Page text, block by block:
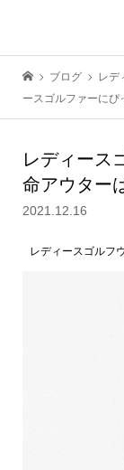
ブログ レデ
ースゴルファーに
レディース
命アウター
2021.12.16
レディースゴルフ